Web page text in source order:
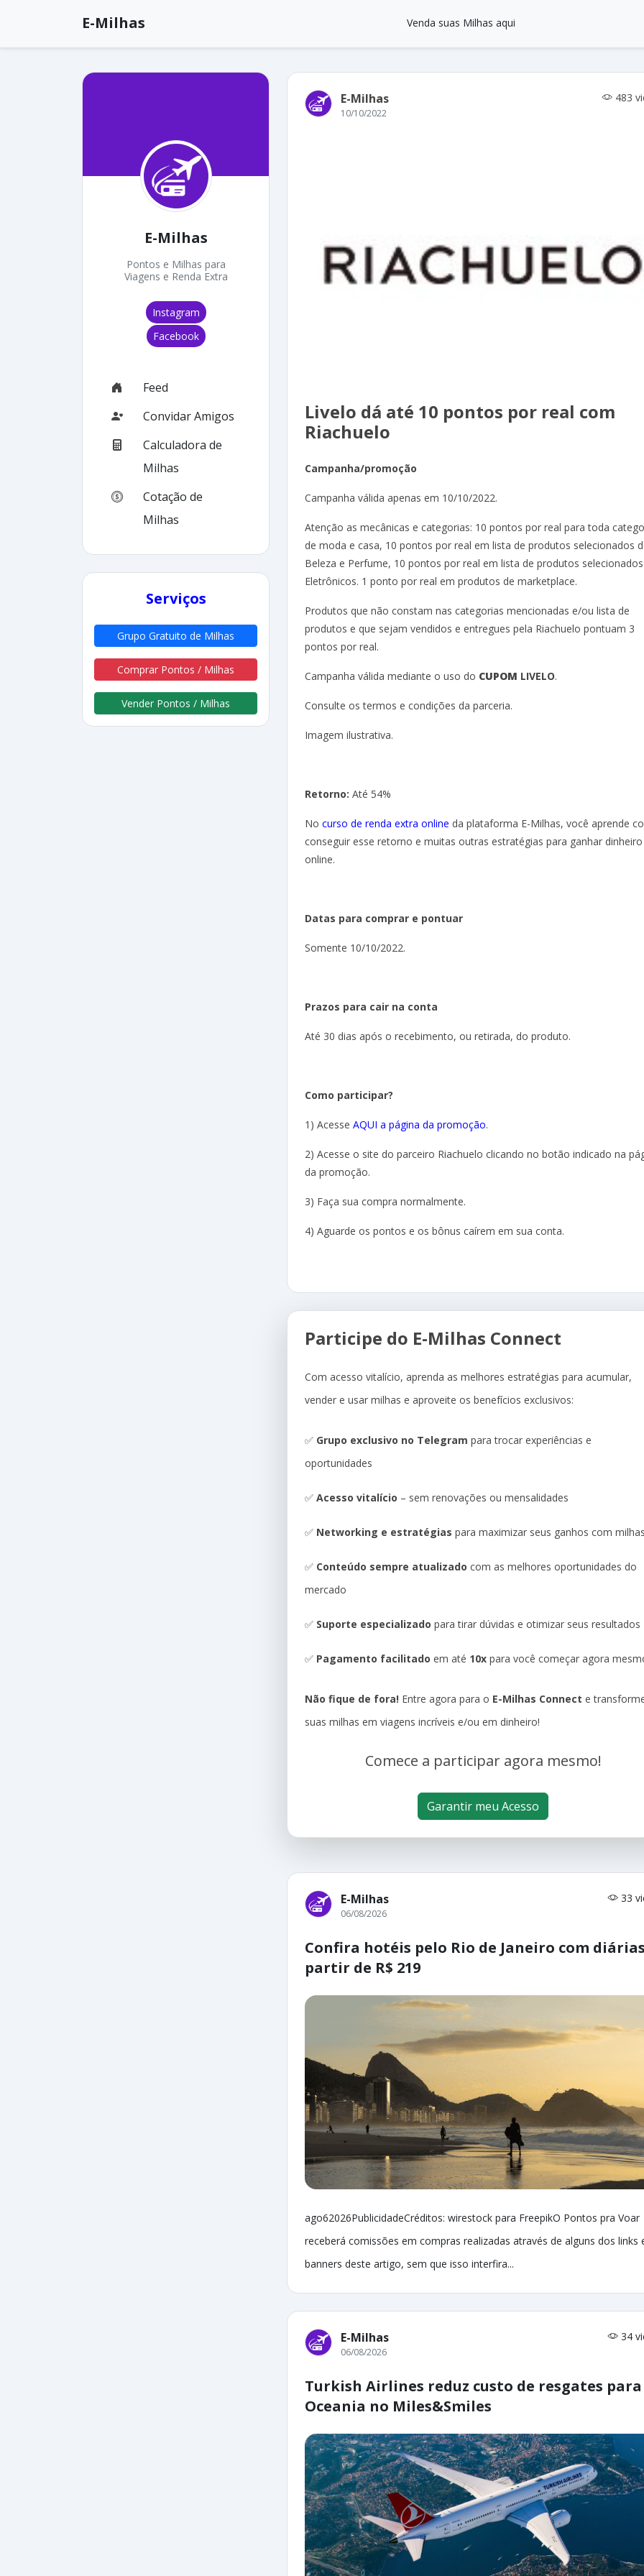
E-Milhas Venda suas Milhas aqui
E-Milhas
Pontos e Milhas para
Viagens e Renda Extra
Instagram
Facebook
Feed
Convidar Amigos
Calculadora de
Milhas
Cotação de
Milhas
Serviços
Grupo Gratuito de Milhas
Comprar Pontos / Milhas
Vender Pontos / Milhas
E-Milhas 483
10/10/2022
Livelo dá até 10 pontos por real com
Riachuelo
Campanha/promoção
Campanha válida apenas em 10/10/2022.
Atenção as mecânicas e categorias: 10 pontos por real para toda
de moda e casa, 10 pontos por real em lista de produtos selecionados
Beleza e Perfume, 10 pontos por real em lista de produtos
Eletrônicos. 1 ponto por real em produtos de marketplace.
Produtos que não constam nas categorias mencionadas e/ou lista de
produtos e que sejam vendidos e entregues pela Riachuelo pontuam 3
pontos por real.
Campanha válida mediante o uso do CUPOM LIVELO.
Consulte os termos e condições da parceria.
Imagem ilustrativa.
Retorno: Até 54%
No curso de renda extra online da plataforma E-Milhas, você aprende
conseguir esse retorno e muitas outras estratégias para ganhar dinheiro
online.
Datas para comprar e pontuar
Somente 10/10/2022.
Prazos para cair na conta
Até 30 dias após o recebimento, ou retirada, do produto.
Como participar?
1) Acesse AQUI a página da promoção.
2) Acesse o site do parceiro Riachuelo clicando no botão indicado na
da promoção.
3) Faça sua compra normalmente.
4) Aguarde os pontos e os bônus caírem em sua conta.
Participe do E-Milhas Connect
Com acesso vitalício, aprenda as melhores estratégias para acumular,
vender e usar milhas e aproveite os benefícios exclusivos:
✅ Grupo exclusivo no Telegram para trocar experiências e
oportunidades
✅ Acesso vitalício – sem renovações ou mensalidades
✅ Networking e estratégias para maximizar seus ganhos com
✅ Conteúdo sempre atualizado com as melhores oportunidades do
mercado
✅ Suporte especializado para tirar dúvidas e otimizar seus resultados
✅ Pagamento facilitado em até 10x para você começar agora
Não fique de fora! Entre agora para o E-Milhas Connect e
suas milhas em viagens incríveis e/ou em dinheiro!
Comece a participar agora mesmo!
Garantir meu Acesso
E-Milhas 33
06/08/2026
Confira hotéis pelo Rio de Janeiro com
partir de R$ 219
ago62026PublicidadeCréditos: wirestock para FreepikO Pontos pra Voar
receberá comissões em compras realizadas através de alguns dos links
banners deste artigo, sem que isso interfira...
E-Milhas 34
06/08/2026
Turkish Airlines reduz custo de resgates
Oceania no Miles&Smiles